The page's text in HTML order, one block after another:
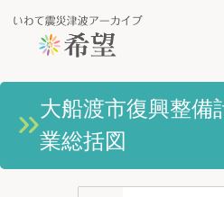
いわて震災津波アーカイブとは
岩手県の被害状況
大船渡市復興整備
業総括図